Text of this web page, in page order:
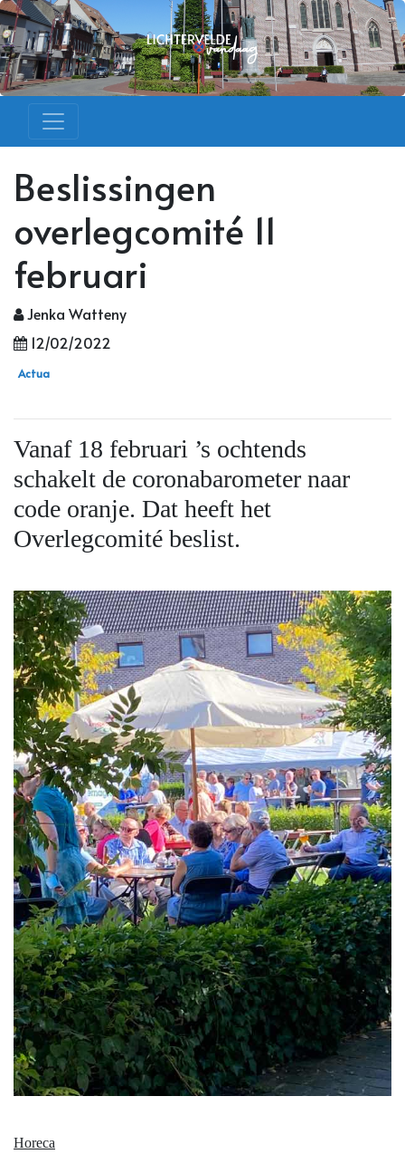
Beslissingen
overlegcomité 11
februari
Jenka Watteny
12/02/2022
Actua
Vanaf 18 februari ’s ochtends
schakelt de coronabarometer naar
code oranje. Dat heeft het
Overlegcomité beslist.
Horeca